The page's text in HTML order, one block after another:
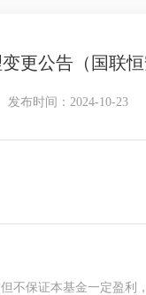
更公告（国联恒
发布时间：2024-10-23
保证本基金一定盈